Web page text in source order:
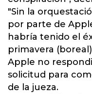
"Sin la
por parte de
habría tenido el
primavera
Apple no
solicitud para
de la jueza.